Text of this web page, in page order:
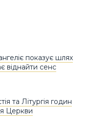
показує шлях
віднайти сенс
та Літургія годин
Церкви